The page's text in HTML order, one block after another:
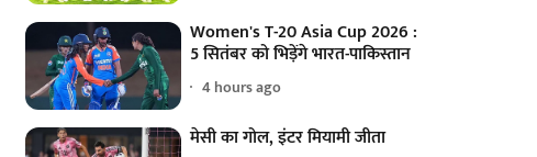
Women's T-20 Asia Cup 2026 :
5 सितंबर को भिड़ेंगे भारत-पाकिस्तान
4 hours ago
मेसी का गोल, इंटर मियामी जीता